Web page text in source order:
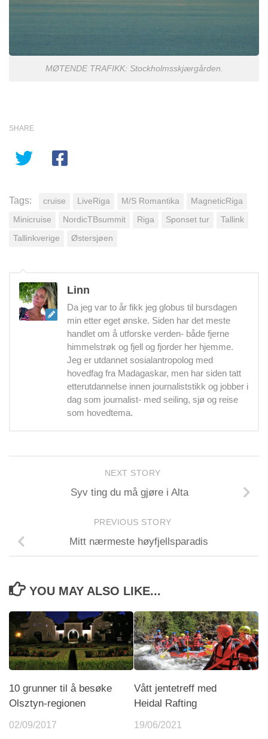
MØTENDE TRAFIKK: Stockholmsskjærgården.
SHARE
Tags: cruise LiveRiga M/S Romantika MagneticRiga
Minicruise NordicTBsummit Riga Sponset tur Tallink
Tallinkverige Østersjøen
Linn
Da jeg var to år fikk jeg globus til bursdagen
min etter eget ønske. Siden har det meste
handlet om å utforske verden- både fjerne
himmelstrøk og fjell og fjorder her hjemme.
Jeg er utdannet sosialantropolog med
hovedfag fra Madagaskar, men har siden tatt
etterutdannelse innen journaliststikk og jobber i
dag som journalist- med seiling, sjø og reise
som hovedtema.
NEXT STORY
Syv ting du må gjøre i Alta
PREVIOUS STORY
Mitt nærmeste høyfjellsparadis
YOU MAY ALSO LIKE...
10 grunner til å besøke
Olsztyn-regionen
02/09/2017
Vått jentetreff med
Heidal Rafting
19/06/2021